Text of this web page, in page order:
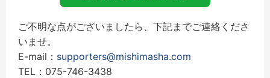
ご不明な点がございましたら、下記までご連絡くださ
いませ。
E-mail： supporters@mishimasha.com
TEL：075-746-3438